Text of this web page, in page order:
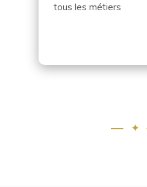
tous les métiers